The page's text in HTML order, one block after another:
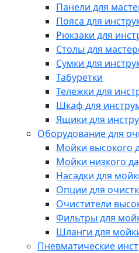
Панели для
Пояса для
Рюкзаки для
Столы для
Сумки для
Табуретки
Тележки для
Шкаф для
Ящики для
Оборудование для
Мойки высокого
Мойки низкого
Насадки для
Опции для
Очистители
Фильтры для
Шланги для
Пневматические